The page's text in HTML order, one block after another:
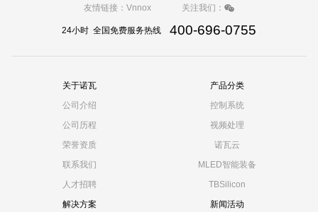
友情链接：Vnnox 关注我们：
24小时 全国免费服务热线 400-696-0755
关于诺瓦
公司介绍
公司历程
荣誉资质
联系我们
人才招聘
产品分类
控制系统
视频处理
诺瓦云
MLED智能装备
TBSilicon
解决方案
新闻活动